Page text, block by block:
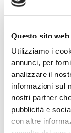
Questo sito
Utilizziamo i
annunci, per
analizzare il
informazioni sul
nostri partner
pubblicità e
con altre
quindi i
2030. India
medesimo
di circa il
governative
India, in
utilizza già